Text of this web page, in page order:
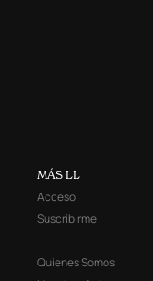
MÁS LL
Acceso
Suscribirme
Quienes Somos